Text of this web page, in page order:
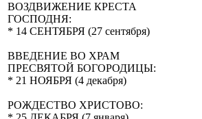
ВОЗДВИЖЕНИЕ КРЕСТА
ГОСПОДНЯ:
* 14 СЕНТЯБРЯ (27 сентября)
ВВЕДЕНИЕ ВО ХРАМ
ПРЕСВЯТОЙ БОГОРОДИЦЫ:
* 21 НОЯБРЯ (4 декабря)
РОЖДЕСТВО ХРИСТОВО: